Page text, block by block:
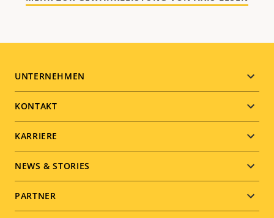
Footer
menu
UNTERNEHMEN
KONTAKT
KARRIERE
NEWS & STORIES
PARTNER